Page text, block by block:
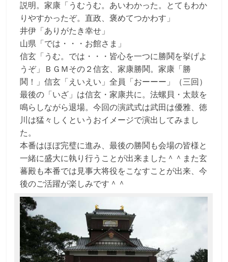
説明。家康「うむうむ。あいわかった。とてもわか
りやすかったぞ。直政、褒めてつかわす」
井伊「ありがたき幸せ」
山県「では・・・お館さま」
信玄「うむ。では・・・皆心を一つに勝鬨を挙げよ
うぞ」ＢＧＭその２信玄、家康勝鬨。家康「勝
鬨！」信玄「えいえい」全員「おーーー」（三回）
最後の「いざ」は信玄・家康共に。法螺貝・太鼓を
鳴らしながら退場。今回の演武式は武田は優雅、徳
川は猛々しくというおイメージで演出してみまし
た。
本番はほぼ完璧に進み、最後の勝鬨も会場の皆様と
一緒に盛大に執り行うことが出来ました＾＾また玄
蕃殿も本番では見事大将役をこなすことが出来、今
後のご活躍が楽しみです＾＾